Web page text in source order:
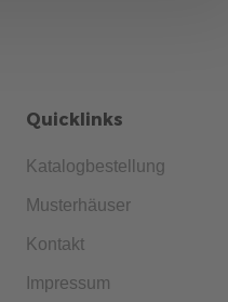
Quicklinks
Katalogbestellung
Musterhäuser
Kontakt
Impressum